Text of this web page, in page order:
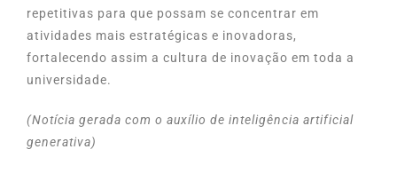
repetitivas para que possam se concentrar em
atividades mais estratégicas e inovadoras,
fortalecendo assim a cultura de inovação em toda a
universidade.
(Notícia gerada com o auxílio de inteligência artificial
generativa)